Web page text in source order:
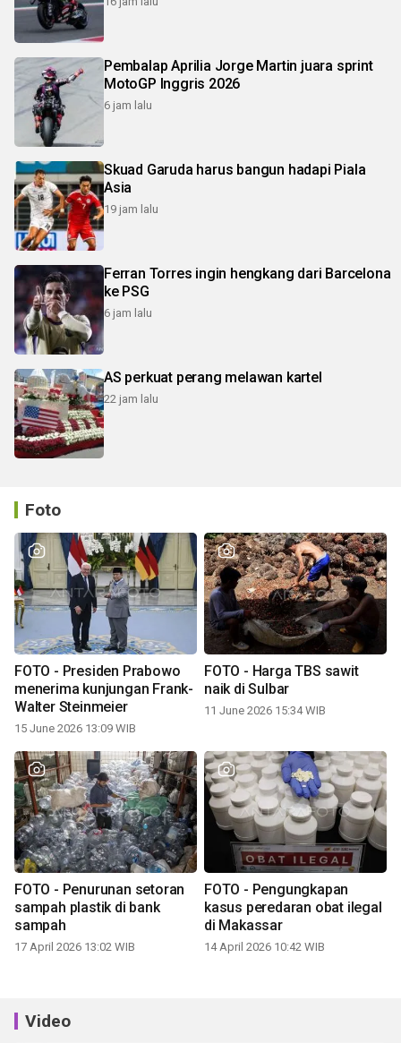
Pembalap Aprilia Jorge Martin juara sprint
MotoGP Inggris 2026
6 jam lalu
Skuad Garuda harus bangun hadapi Piala
Asia
19 jam lalu
Ferran Torres ingin hengkang dari Barcelona
ke PSG
6 jam lalu
AS perkuat perang melawan kartel
22 jam lalu
Foto
FOTO - Presiden Prabowo
menerima kunjungan Frank-
Walter Steinmeier
15 June 2026 13:09 WIB
FOTO - Harga TBS sawit
naik di Sulbar
11 June 2026 15:34 WIB
FOTO - Penurunan setoran
sampah plastik di bank
sampah
17 April 2026 13:02 WIB
FOTO - Pengungkapan
kasus peredaran obat ilegal
di Makassar
14 April 2026 10:42 WIB
Video